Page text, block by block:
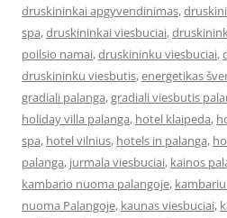
druskininkai apgyvendinimas,
spa,druskininkai viesbuciai,
poilsio namai,druskininku viesbuciai,
druskininku viesbutis,energetikas
gradiali palanga,gradiali viesbutis
holiday villa palanga, hotel klaipeda,
spa, hotel vilnius, hotels in palanga,
palanga, jurmala viesbuciai, kainos
kambario nuoma palangoje,
nuoma Palangoje, kaunas viesbuciai,